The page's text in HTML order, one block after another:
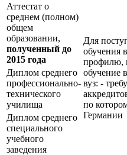
Аттестат о
среднем (полном)
общем
образовании,
полученный до
2015 года
Для
обучения
профилю,
обучение
вуз: -
по
Германии
Диплом среднего
профессионально-
технического
училища
Диплом среднего
специального
учебного
заведения